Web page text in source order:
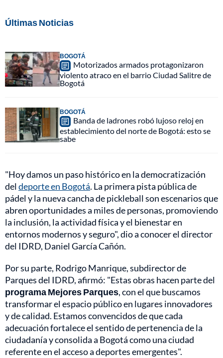
Últimas Noticias
BOGOTÁ
Motorizados armados protagonizaron
violento atraco en el barrio Ciudad Salitre de
Bogotá
BOGOTÁ
Banda de ladrones robó lujoso reloj en
establecimiento del norte de Bogotá: esto se
sabe
"Hoy damos un paso histórico en la democratización
deldeporte en Bogotá. La primera pista pública de
pádel y la nueva cancha de pickleball son escenarios que
abren oportunidades a miles de personas, promoviendo
la inclusión, la actividad física y el bienestar en
entornos modernos y seguro", dio a conocer el director
del IDRD, Daniel García Cañón.
Por su parte, Rodrigo Manrique, subdirector de
Parques del IDRD, afirmó: "Estas obras hacen parte del
programa Mejores Parques, con el que buscamos
transformar el espacio público en lugares innovadores
y de calidad. Estamos convencidos de que cada
adecuación fortalece el sentido de pertenencia de la
ciudadanía y consolida a Bogotá como una ciudad
referente en el acceso a deportes emergentes".